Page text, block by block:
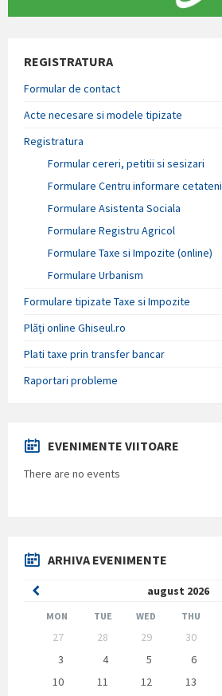
REGISTRATURA
Formular de contact
Acte necesare si modele tipizate
Registratura
Formular cereri, petitii si sesizari
Formulare Centru informare cetateni
Formulare Asistenta Sociala
Formulare Registru Agricol
Formulare Taxe si Impozite (online)
Formulare Urbanism
Formulare tipizate Taxe si Impozite
Plăți online Ghiseul.ro
Plati taxe prin transfer bancar
Raportari probleme
EVENIMENTE VIITOARE
There are no events
ARHIVA EVENIMENTE
august 2026
Previous
Month
MON TUE WED THU
calendar
27 28 29 30
3
4 5 6
10
11 12 13